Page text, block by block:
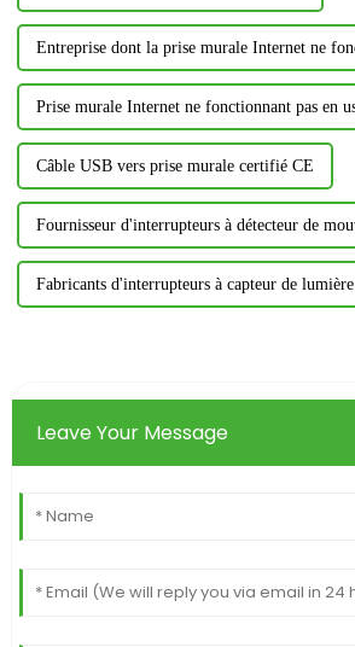
Entreprise dont la prise murale Internet ne
Prise murale Internet ne fonctionnant pas en
Câble USB vers prise murale certifié CE
Fournisseur d'interrupteurs à détecteur de
Fabricants d'interrupteurs à capteur de
Leave Your Message